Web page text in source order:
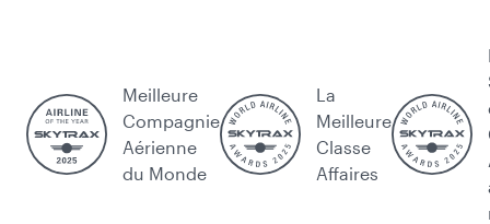
Meilleure
Compagnie
Aérienne
du Monde
La
Meilleure
Classe
Affaires